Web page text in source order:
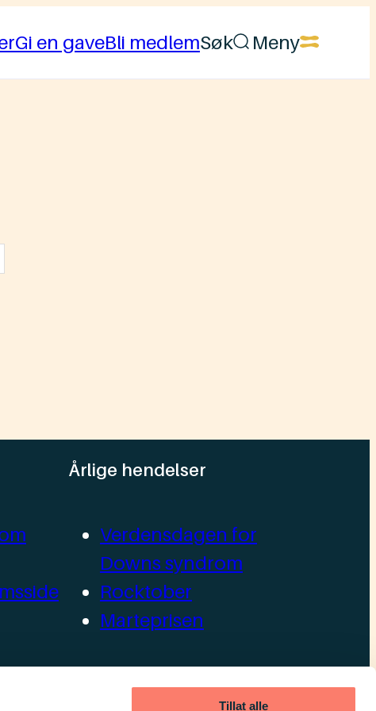
Tillat alle
Gi en gaveBli medlemSøk Meny
Årlige hendelser
Verdensdagen for
Downs syndrom
Rocktober
Marteprisen